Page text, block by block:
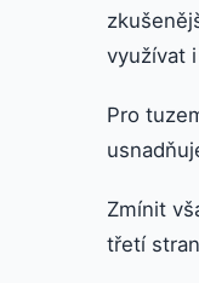
využívat
Pro
Zmínit
třetí